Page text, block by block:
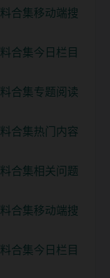
合集移动端搜
合集今日栏目
合集专题阅读
合集热门内容
合集相关问题
合集移动端搜
合集今日栏目